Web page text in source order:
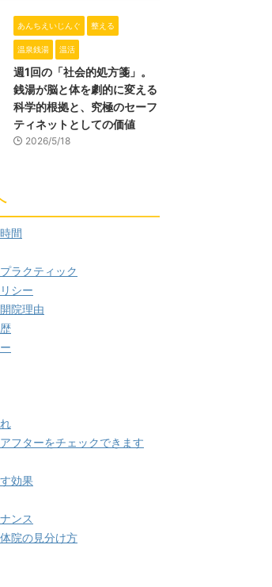
あんちえいじんぐ 整える
温泉銭湯 温活
週1回の「社会的処方箋」。
銭湯が脳と体を劇的に変える
科学的根拠と、究極のセーフ
ティネットとしての価値
2026/5/18
間
ラクティック
シー
院理由
フターをチェックできます
効果
ンス
院の見分け方